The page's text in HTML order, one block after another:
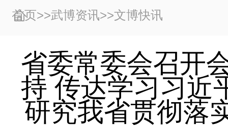
首页>>武博资讯>>文博快讯
省委常委会召开
持 传达学习习近
研究我省贯彻落